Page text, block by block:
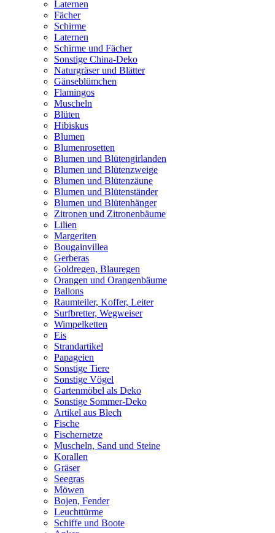
Laternen
Fächer
Schirme
Laternen
Schirme und Fächer
Sonstige China-Deko
Naturgräser und Blätter
Gänseblümchen
Flamingos
Muscheln
Blüten
Hibiskus
Blumen
Blumenrosetten
Blumen und Blütengirlanden
Blumen und Blütenzweige
Blumen und Blütenzäune
Blumen und Blütenständer
Blumen und Blütenhänger
Zitronen und Zitronenbäume
Lilien
Margeriten
Bougainvillea
Gerberas
Goldregen, Blauregen
Orangen und Orangenbäume
Ballons
Raumteiler, Koffer, Leiter
Surfbretter, Wegweiser
Wimpelketten
Eis
Strandartikel
Papageien
Sonstige Tiere
Sonstige Vögel
Gartenmöbel als Deko
Sonstige Sommer-Deko
Artikel aus Blech
Fische
Fischernetze
Muscheln, Sand und Steine
Korallen
Gräser
Seegras
Möwen
Bojen, Fender
Leuchttürme
Schiffe und Boote